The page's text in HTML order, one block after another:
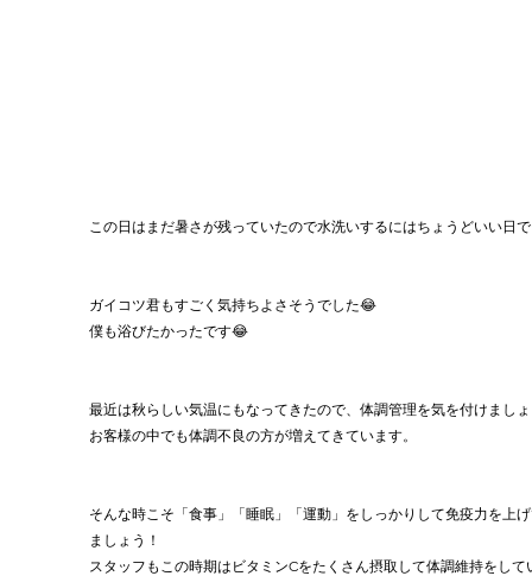
この日はまだ暑さが残っていたので水洗いするにはちょうどいい日
ガイコツ君もすごく気持ちよさそうでした😂
僕も浴びたかったです😂
最近は秋らしい気温にもなってきたので、体調管理を気を付けまし
お客様の中でも体調不良の方が増えてきています。
そんな時こそ「食事」「睡眠」「運動」をしっかりして免疫力を上
ましょう！
スタッフもこの時期はビタミンCをたくさん摂取して体調維持をして